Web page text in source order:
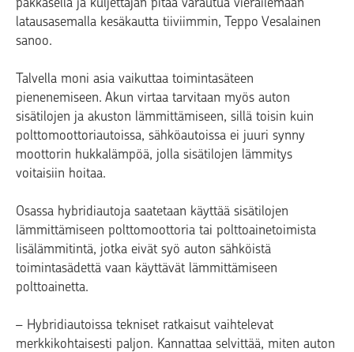
latausasemalla kesäkautta tiiviimmin, Teppo Vesalainen
sanoo.
Talvella moni asia vaikuttaa toimintasäteen
pienenemiseen. Akun virtaa tarvitaan myös auton
sisätilojen ja akuston lämmittämiseen, sillä toisin kuin
polttomoottoriautoissa, sähköautoissa ei juuri synny
moottorin hukkalämpöä, jolla sisätilojen lämmitys
voitaisiin hoitaa.
Osassa hybridiautoja saatetaan käyttää sisätilojen
lämmittämiseen polttomoottoria tai polttoainetoimista
lisälämmitintä, jotka eivät syö auton sähköistä
toimintasädettä vaan käyttävät lämmittämiseen
polttoainetta.
– Hybridiautoissa tekniset ratkaisut vaihtelevat
merkkikohtaisesti paljon. Kannattaa selvittää, miten auton